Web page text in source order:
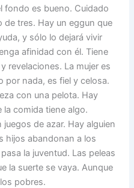
fondo es bueno. Cuidado
tres. Hay un eggun que
y sólo lo dejará vivir
afinidad con él. Tiene
revelaciones. La mujer es
por nada, es fiel y celosa.
con una pelota. Hay
comida tiene algo.
de azar. Hay alguien
hijos abandonan a los
la juventud. Las peleas
la suerte se vaya. Aunque
pobres.